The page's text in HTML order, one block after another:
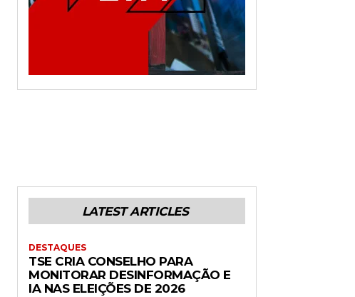
LATEST ARTICLES
DESTAQUES
TSE CRIA CONSELHO PARA
MONITORAR DESINFORMAÇÃO E
IA NAS ELEIÇÕES DE 2026